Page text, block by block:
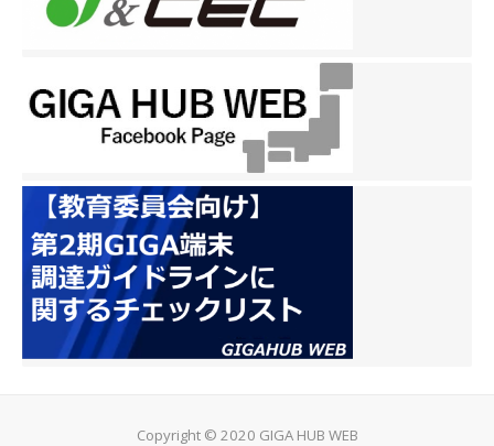
Copyright © 2020 GIGA HUB WEB